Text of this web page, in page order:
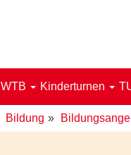
WTB Kinderturnen
Bildung